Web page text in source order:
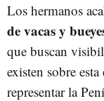
Los hermanos
de vacas y
que buscan
existen sobre
representar la